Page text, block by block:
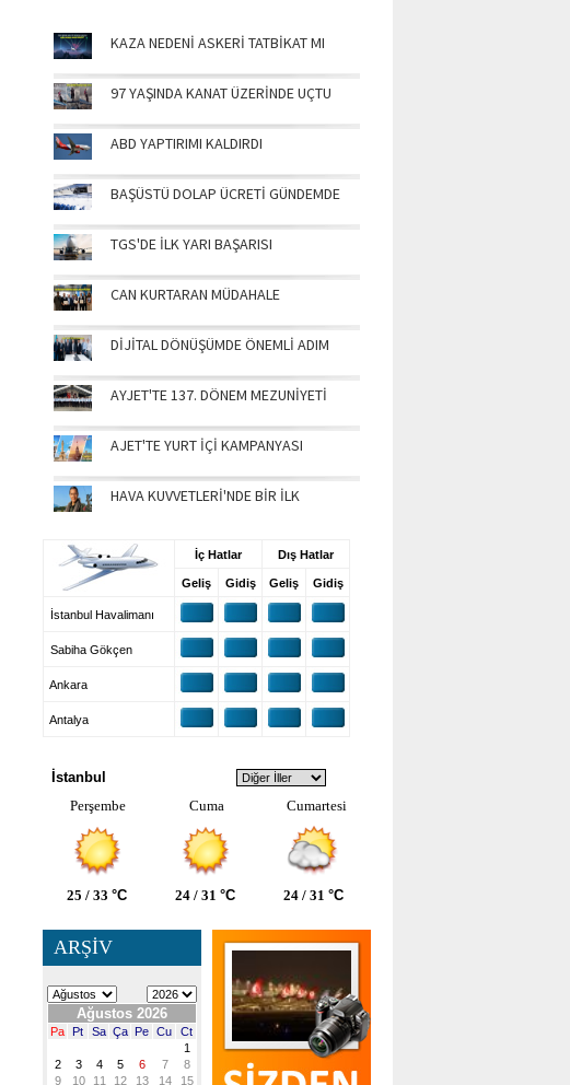
KAZA NEDENİ ASKERİ TATBİKAT MI
97 YAŞINDA KANAT ÜZERİNDE UÇTU
ABD YAPTIRIMI KALDIRDI
BAŞÜSTÜ DOLAP ÜCRETİ GÜNDEMDE
TGS'DE İLK YARI BAŞARISI
CAN KURTARAN MÜDAHALE
DİJİTAL DÖNÜŞÜMDE ÖNEMLİ ADIM
AYJET'TE 137. DÖNEM MEZUNİYETİ
AJET'TE YURT İÇİ KAMPANYASI
HAVA KUVVETLERİ'NDE BİR İLK
İç Hatlar Dış Hatlar
Geliş Gidiş Geliş Gidiş
İstanbul Havalimanı
Sabiha Gökçen
Ankara
Antalya
İstanbul
Perşembe
Cuma Cumartesi
25 / 33 °C 24 / 31 °C 24 / 31 °C
ARŞİV